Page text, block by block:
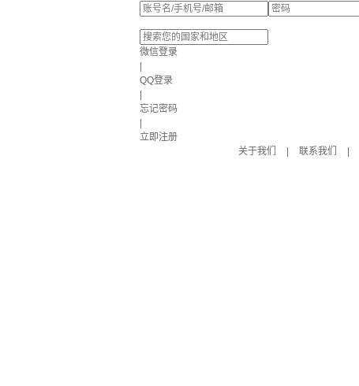
微信登录
QQ登录
忘记密码
立即注册
关于我们
联系我们